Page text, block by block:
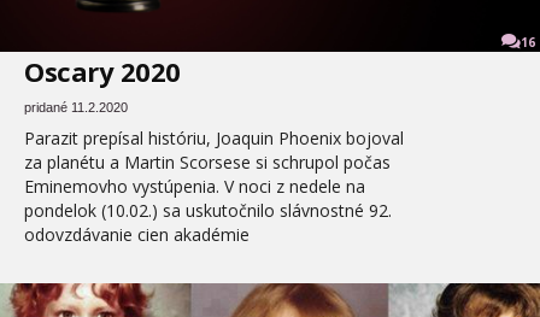
16
Oscary 2020
pridané 11.2.2020
Parazit prepísal históriu, Joaquin Phoenix bojoval
za planétu a Martin Scorsese si schrupol počas
Eminemovho vystúpenia. V noci z nedele na
pondelok (10.02.) sa uskutočnilo slávnostné 92.
odovzdávanie cien akadémie